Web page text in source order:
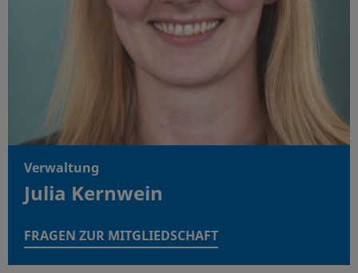
Verwaltung
Julia Kernwein
FRAGEN ZUR MITGLIEDSCHAFT